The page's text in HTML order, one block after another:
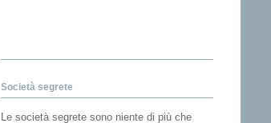
Società segrete
Le società segrete sono niente di più che